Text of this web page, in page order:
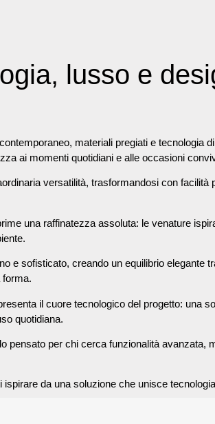
lusso e
materiali pregiati e tecnologia
ai momenti quotidiani e alle occasioni
versatilità, trasformandosi con facilità
una raffinatezza assoluta: le venature
e sofisticato, creando un equilibrio elegante
forma.
il cuore tecnologico del progetto: una
quotidiana.
per chi cerca funzionalità avanzata,
da una soluzione che unisce